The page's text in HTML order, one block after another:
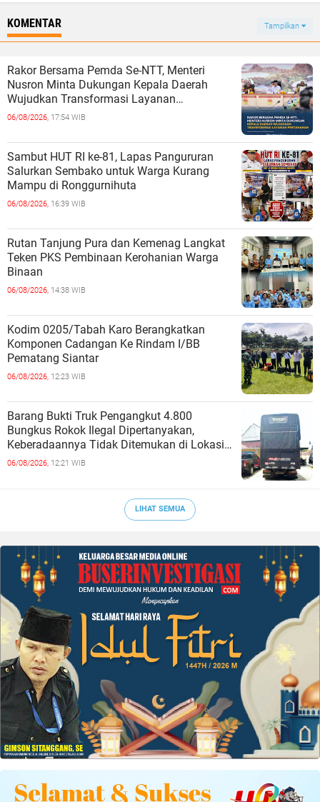
KOMENTAR Tampilkan
Rakor Bersama Pemda Se-NTT, Menteri
Nusron Minta Dukungan Kepala Daerah
Wujudkan Transformasi Layanan
Pertanahan
06/08/2026, 17:54 WIB
Sambut HUT RI ke-81, Lapas Pangururan
Salurkan Sembako untuk Warga Kurang
Mampu di Ronggurnihuta
06/08/2026, 16:39 WIB
Rutan Tanjung Pura dan Kemenag Langkat
Teken PKS Pembinaan Kerohanian Warga
Binaan
06/08/2026, 14:38 WIB
Kodim 0205/Tabah Karo Berangkatkan
Komponen Cadangan Ke Rindam I/BB
Pematang Siantar
06/08/2026, 12:23 WIB
Barang Bukti Truk Pengangkut 4.800
Bungkus Rokok Ilegal Dipertanyakan,
Keberadaannya Tidak Ditemukan di Lokasi
Penyimpanan
06/08/2026, 12:21 WIB
LIHAT SEMUA